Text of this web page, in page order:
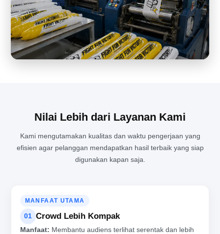
Nilai Lebih dari Layanan Kami
Kami mengutamakan kualitas dan waktu pengerjaan yang
efisien agar pelanggan mendapatkan hasil terbaik yang siap
digunakan kapan saja.
MANFAAT UTAMA
01 Crowd Lebih Kompak
Manfaat: Membantu audiens terlihat serentak dan lebih